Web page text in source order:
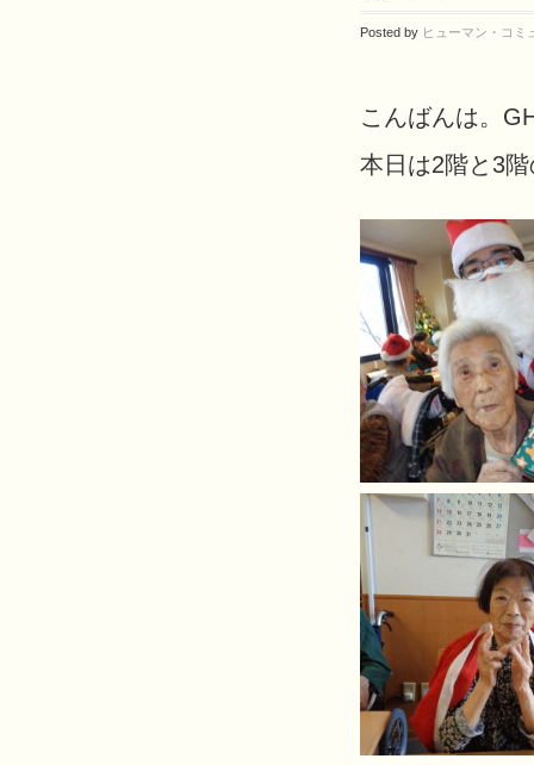
Posted by ヒューマン・コミ
こんばんは。
本日は2階と3